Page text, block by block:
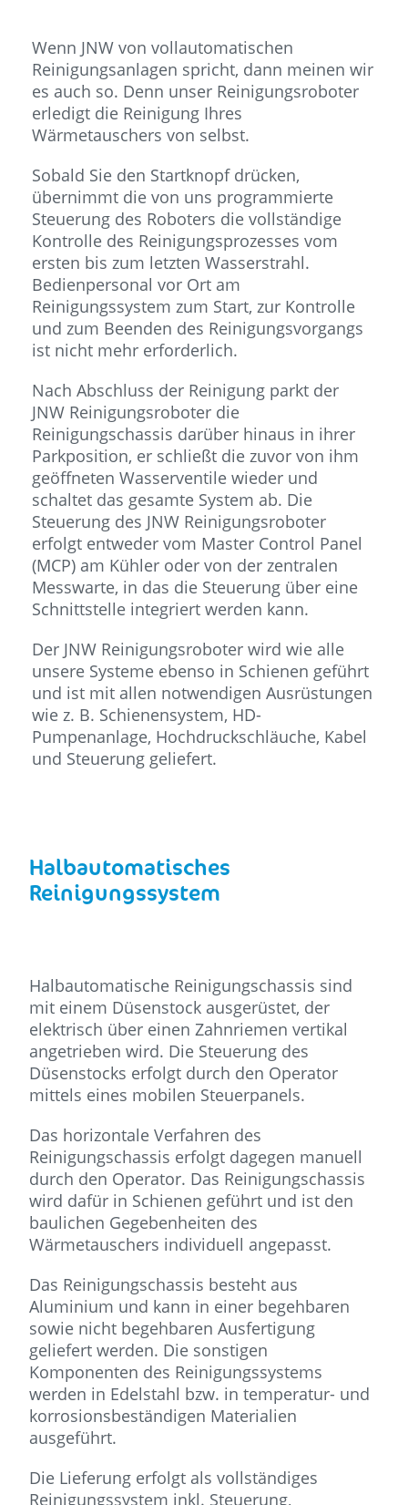
Wenn JNW von vollautomatischen
Reinigungsanlagen spricht, dann meinen wir
es auch so. Denn unser Reinigungsroboter
erledigt die Reinigung Ihres
Wärmetauschers von selbst.
Sobald Sie den Startknopf drücken,
übernimmt die von uns programmierte
Steuerung des Roboters die vollständige
Kontrolle des Reinigungsprozesses vom
ersten bis zum letzten Wasserstrahl.
Bedienpersonal vor Ort am
Reinigungssystem zum Start, zur Kontrolle
und zum Beenden des Reinigungsvorgangs
ist nicht mehr erforderlich.
Nach Abschluss der Reinigung parkt der
JNW Reinigungsroboter die
Reinigungschassis darüber hinaus in ihrer
Parkposition, er schließt die zuvor von ihm
geöffneten Wasserventile wieder und
schaltet das gesamte System ab. Die
Steuerung des JNW Reinigungsroboter
erfolgt entweder vom Master Control Panel
(MCP) am Kühler oder von der zentralen
Messwarte, in das die Steuerung über eine
Schnittstelle integriert werden kann.
Der JNW Reinigungsroboter wird wie alle
unsere Systeme ebenso in Schienen geführt
und ist mit allen notwendigen Ausrüstungen
wie z. B. Schienensystem, HD-
Pumpenanlage, Hochdruckschläuche, Kabel
und Steuerung geliefert.
Halbautomatisches
Reinigungssystem
Halbautomatische Reinigungschassis sind
mit einem Düsenstock ausgerüstet, der
elektrisch über einen Zahnriemen vertikal
angetrieben wird. Die Steuerung des
Düsenstocks erfolgt durch den Operator
mittels eines mobilen Steuerpanels.
Das horizontale Verfahren des
Reinigungschassis erfolgt dagegen manuell
durch den Operator. Das Reinigungschassis
wird dafür in Schienen geführt und ist den
baulichen Gegebenheiten des
Wärmetauschers individuell angepasst.
Das Reinigungschassis besteht aus
Aluminium und kann in einer begehbaren
sowie nicht begehbaren Ausfertigung
geliefert werden. Die sonstigen
Komponenten des Reinigungssystems
werden in Edelstahl bzw. in temperatur- und
korrosionsbeständigen Materialien
ausgeführt.
Die Lieferung erfolgt als vollständiges
Reinigungssystem inkl. Steuerung,